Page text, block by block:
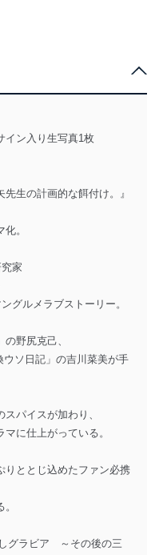
ン入り生写真1枚
生の計画的な餌付け。』
。
家
グルメラブストーリー。
野尻克己、
ソ日記」の吉川菜美が手
パイスが加わり、
に仕上がっている。
りととじ込めたファン必携
グラビア ～その後の三